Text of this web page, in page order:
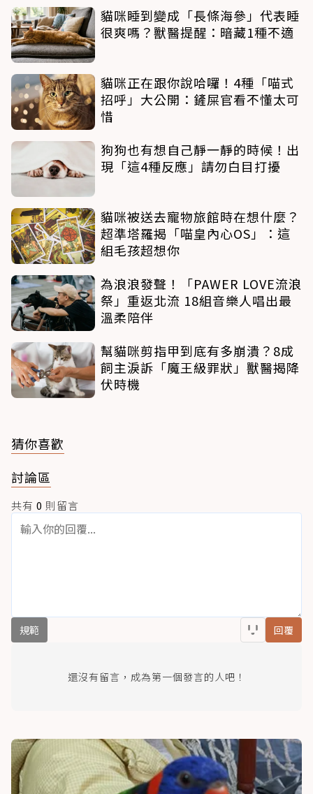
貓咪睡到變成「長條海參」代表睡
很爽嗎？獸醫提醒：暗藏1種不適
貓咪正在跟你說哈囉！4種「喵式
招呼」大公開：鏟屎官看不懂太可
惜
狗狗也有想自己靜一靜的時候！出
現「這4種反應」請勿白目打擾
貓咪被送去寵物旅館時在想什麼？
超準塔羅揭「喵皇內心OS」：這
組毛孩超想你
為浪浪發聲！「PAWER LOVE流浪
祭」重返北流 18組音樂人唱出最
溫柔陪伴
幫貓咪剪指甲到底有多崩潰？8成
飼主淚訴「魔王級罪狀」獸醫揭降
伏時機
猜你喜歡
討論區
共有 0 則留言
規範 回覆
還沒有留言，成為第一個發言的人吧！